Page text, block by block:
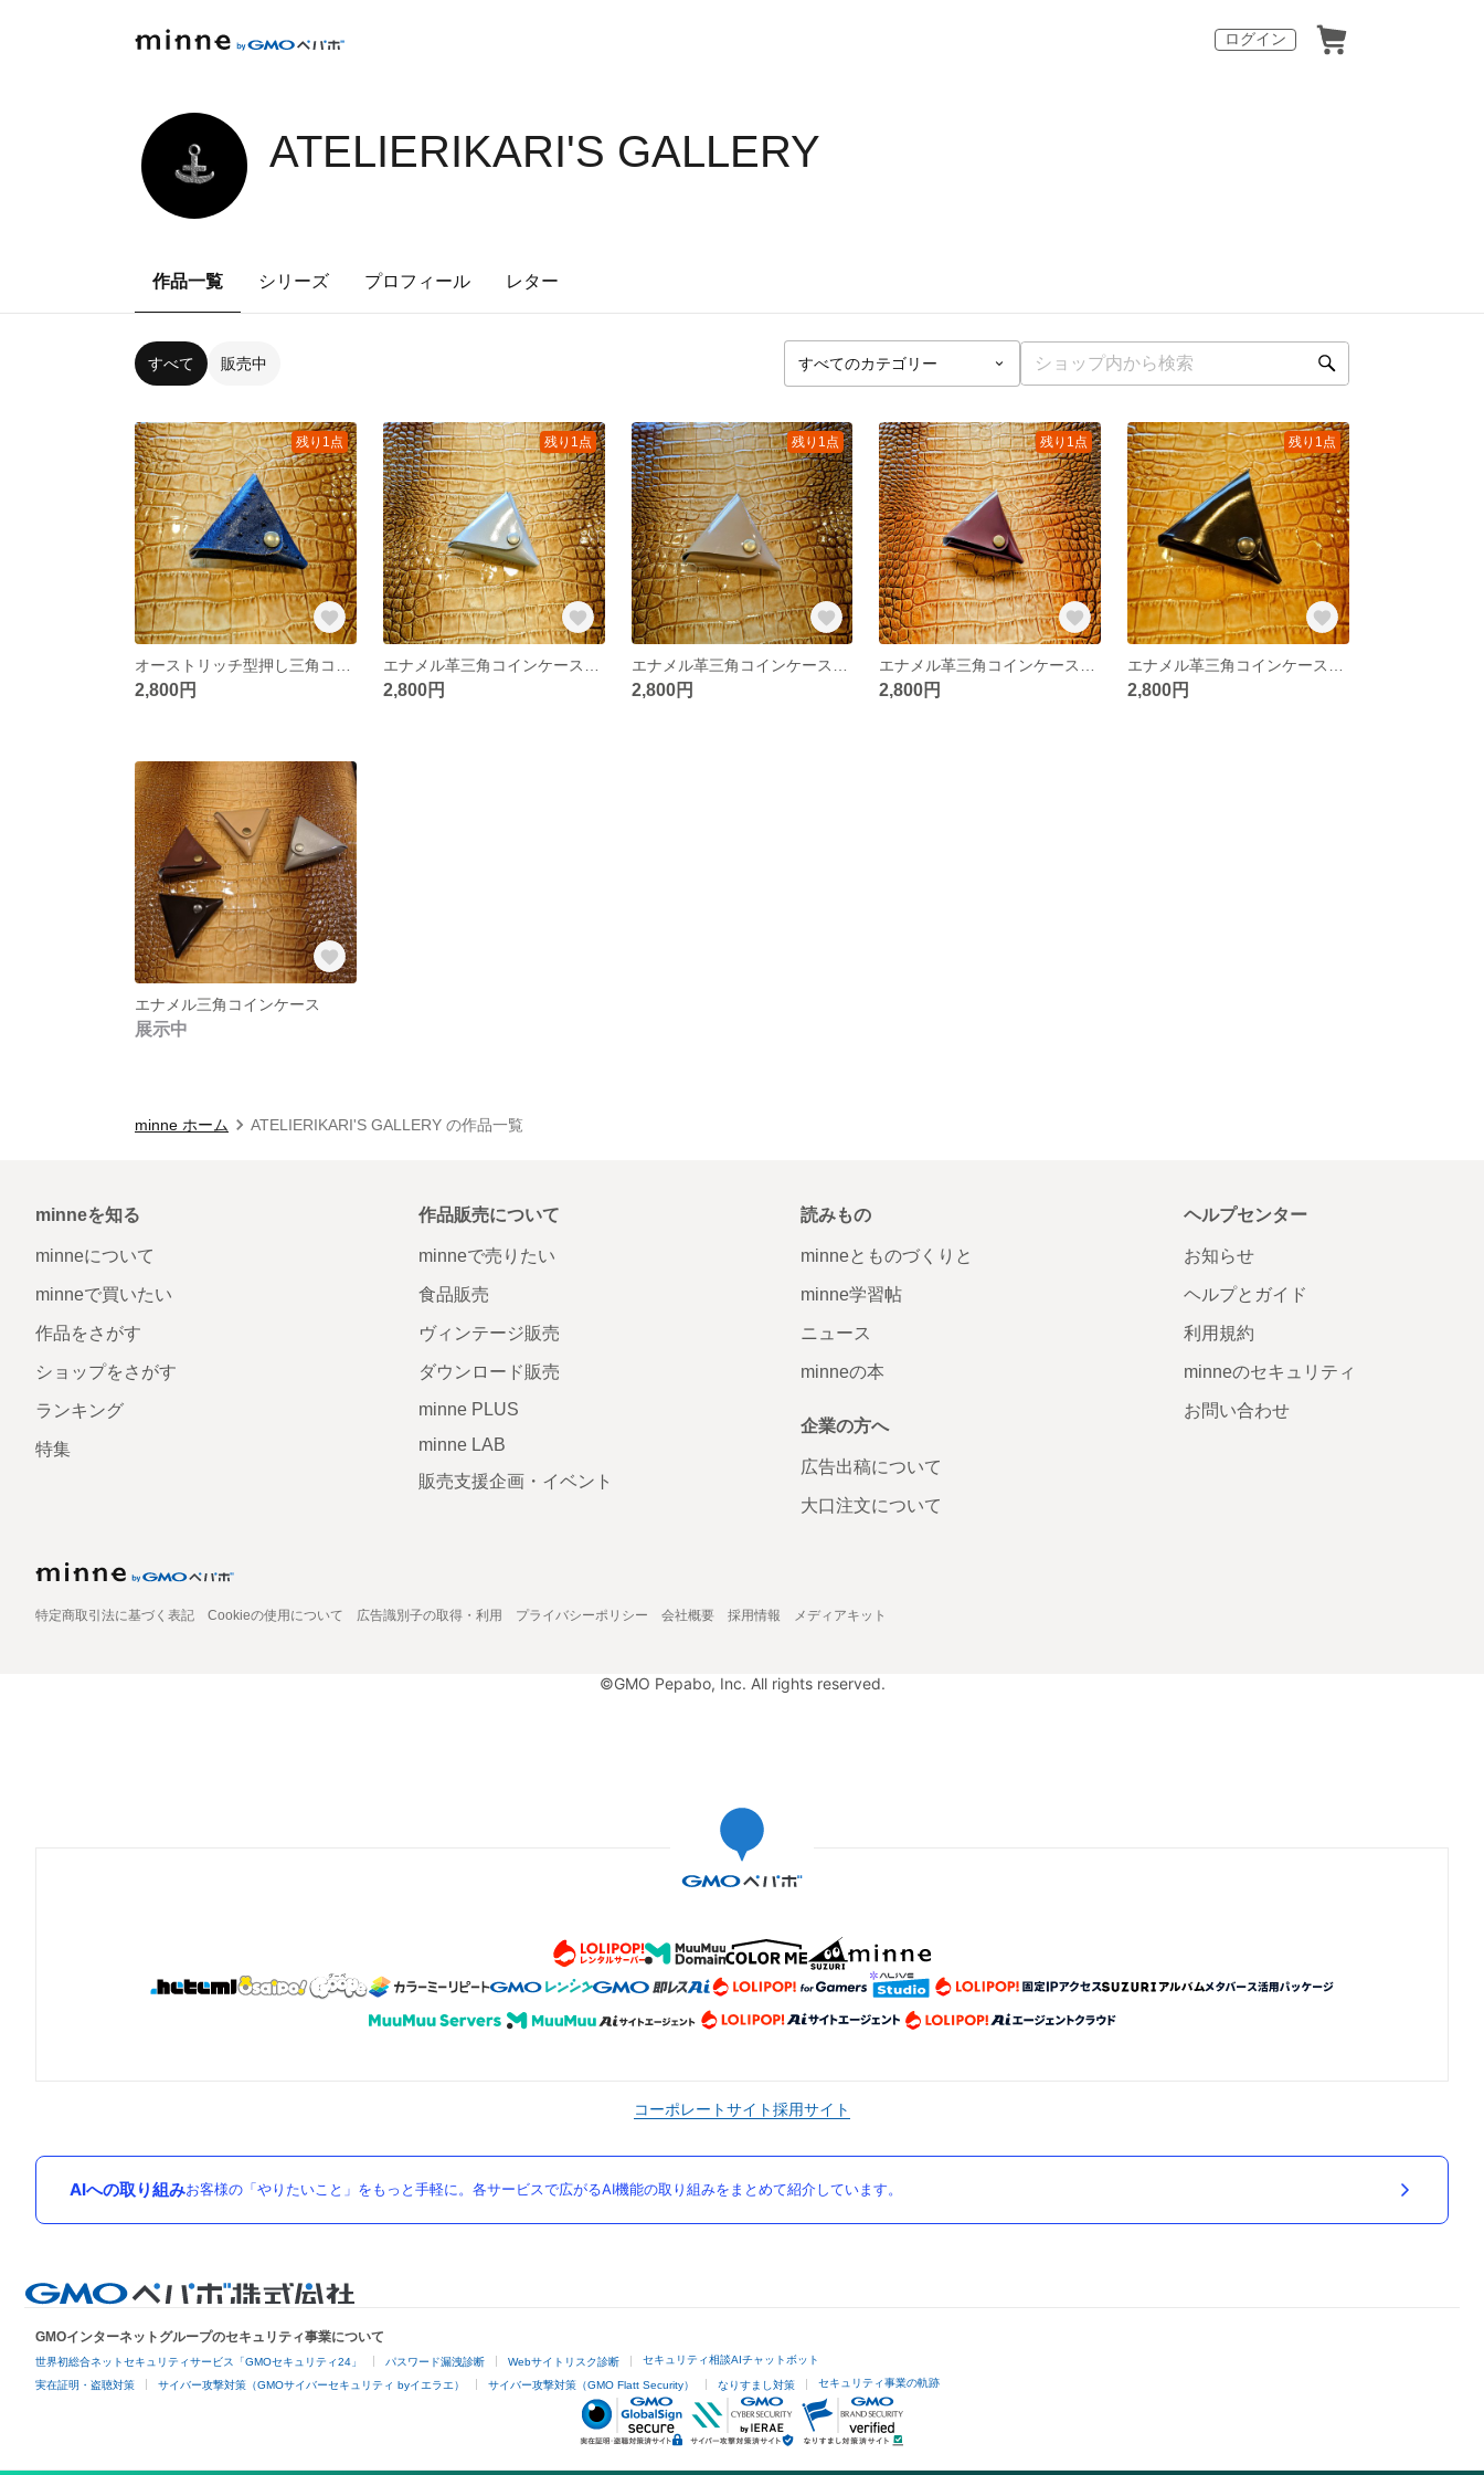
ログイン
ATELIERIKARI'S GALLERY
作品一覧 シリーズ プロフィール レター
すべて 販売中
残り1点
2,800円
残り1点
2,800円
残り1点
2,800円
残り1点
2,800円
残り1点
2,800円
エナメル三角コインケース
展示中
minne ホーム ATELIERIKARI'S GALLERY の作品一覧
minneを知る
minneについて
minneで買いたい
作品をさがす
ショップをさがす
ランキング
特集
作品販売について
minneで売りたい
食品販売
ヴィンテージ販売
ダウンロード販売
minne PLUS
minne LAB
販売支援企画・イベント
読みもの
minneとものづくりと
minne学習帖
ニュース
minneの本
企業の方へ
広告出稿について
大口注文について
ヘルプセンター
お知らせ
ヘルプとガイド
利用規約
minneのセキュリティ
お問い合わせ
特定商取引法に基づく表記 Cookieの使用について 広告識別子の取得・利用 プライバシーポリシー 会社概要 採用情報 メディアキット
©GMO Pepabo, Inc. All rights reserved.
コーポレートサイト採用サイト
AIへの取り組みお客様の「やりたいこと」をもっと手軽に。各サービスで広がるAI機能の取り組みをまとめて紹介しています。
GMOインターネットグループのセキュリティ事業について
世界初総合ネットセキュリティサービス「GMOセキュリティ24」 パスワード漏洩診断 Webサイトリスク診断 セキュリティ相談AIチャットボット
実在証明・盗聴対策 サイバー攻撃対策（GMOサイバーセキュリティ byイエラエ） サイバー攻撃対策（GMO Flatt Security） なりすまし対策 セキュリティ事業の軌跡